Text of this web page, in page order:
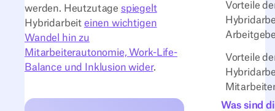
Vorteile
Vorteile
Was sind
werden. Heutzutage spiegelt
Hybridarbeit einen wichtigen
Wandel hin zu
Mitarbeiterautonomie, Work-Life-
Balance und Inklusion wider.